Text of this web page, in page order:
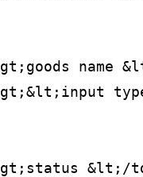
name
&lt;/